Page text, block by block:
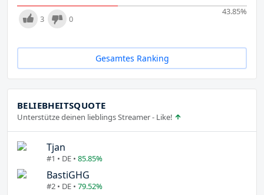
43.85%
3 0
Gesamtes Ranking
BELIEBHEITSQUOTE
Unterstütze deinen lieblings Streamer - Like!
Tjan
#1 • DE • 85.85%
BastiGHG
#2 • DE • 79.52%